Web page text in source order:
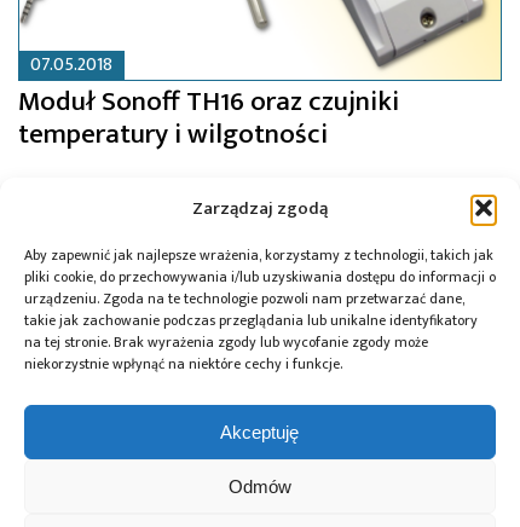
Zarządzaj zgodą
Aby zapewnić jak najlepsze wrażenia, korzystamy z technologii, takich jak
pliki cookie, do przechowywania i/lub uzyskiwania dostępu do informacji o
urządzeniu. Zgoda na te technologie pozwoli nam przetwarzać dane,
takie jak zachowanie podczas przeglądania lub unikalne identyfikatory
na tej stronie. Brak wyrażenia zgody lub wycofanie zgody może
niekorzystnie wpłynąć na niektóre cechy i funkcje.
Akceptuję
Odmów
07.05.2018
Moduł Sonoff TH16 oraz czujniki
temperatury i wilgotności